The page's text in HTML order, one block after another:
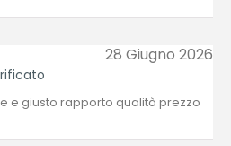
28 Giugno 2026
e giusto rapporto qualità prezzo